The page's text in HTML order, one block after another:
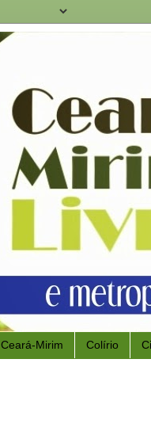
Ceará-Mirim Colírio